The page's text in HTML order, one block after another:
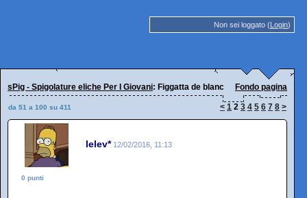
Non sei loggato (Login)
sPig - Spigolature eliche Per I Giovani: Figgatta de blanc Fondo pagina
da 51 a 100 su 411 < 1 2 3 4 5 6 7 8 >
lelev* 12/02/2016, 11:13
0 punti